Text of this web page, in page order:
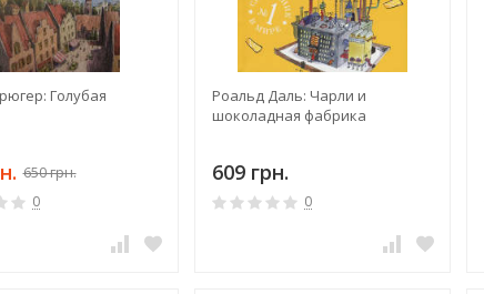
Голубая
650 грн.
0
Роальд Даль: Чарли и
шоколадная фабрика
609 грн.
0